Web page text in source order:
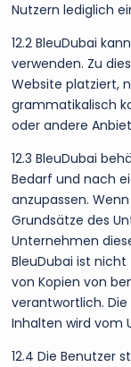
Nutzern lediglich
12.2 BleuDubai
verwenden. Zu
Website platziert,
grammatikalisch
oder andere
12.3 BleuDubai
Bedarf und nach
anzupassen.
Grundsätze des
Unternehmen
BleuDubai ist
von Kopien von
verantwortlich.
Inhalten wird vom
12.4 Die Benutzer